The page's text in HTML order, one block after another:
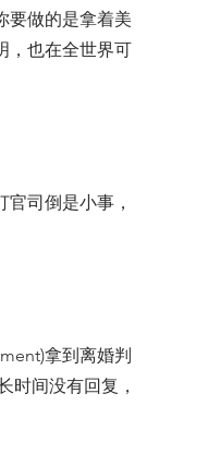
要做的是拿着美
，也在全世界可
司倒是小事，
？
拿到离婚判
时间没有回复，